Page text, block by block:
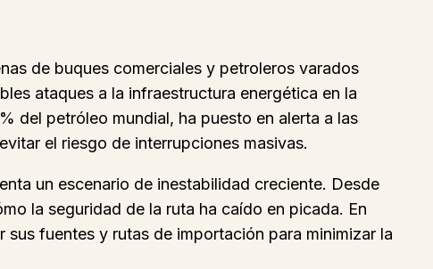
de buques comerciales y petroleros varados
ataques a la infraestructura energética en la
del petróleo mundial, ha puesto en alerta a las
el riesgo de interrupciones masivas.
un escenario de inestabilidad creciente. Desde
la seguridad de la ruta ha caído en picada. En
fuentes y rutas de importación para minimizar la